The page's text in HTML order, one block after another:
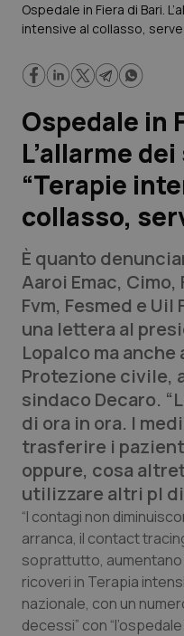
Governo e
Regioni e Asl
Lavoro e Professioni
Scienza e Farmaci
Studi e Analisi
Lettere al direttore
Edizioni Regionali
QS Pro
Professionisti
Abruzzo
Basilicata
Calabria
Campania
Emilia-Romagna
QS Pro Gold
Artrite & artrosi
Asma & BPCO
Car-T
Colesterolo &
QS Club Newsletter
Ospedale in Fiera di Bari.
intensive al collasso,
Ospedale in
L’allarme
“Terapie
collasso,
È quanto
Aaroi Emac, Cimo,
Fvm, Fesmed e
una lettera al
Lopalco ma anche
Protezione civile,
sindaco Decaro.
di ora in ora. I
trasferire i
oppure, cosa
utilizzare altri pl di
“I contagi non
arranca, il contact
soprattutto, aumentano
ricoveri in Terapia
nazionale, con un
decessi” con